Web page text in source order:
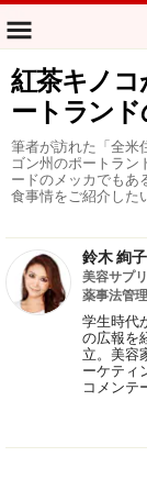
紅茶キノコ
ートランド
筆者が訪れた「全米
ゴン州のポートラン
ードのメッカでもあ
食事情をご紹介した
鈴木 絢子
美容サプ
薬事法管
学生時代
の広報を
立。美容
ーケティ
コメンテ